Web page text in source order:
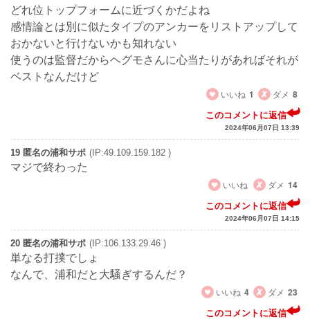
どれ位トップフォームに近づくかだよね
感情論とは別に似たタイプのアンカーをリストアップして
おかないと行けないかも知れない
使うのは監督だからヘグモさんに心当たりがあればそれが
ベストなんだけど
いいね 1 ダメ 8
このコメントに返信
2024年06月07日 13:39
19 匿名の浦和サポ (IP:49.109.159.182 )
マジで終わった
いいね
ダメ 14
このコメントに返信
2024年06月07日 14:15
20 匿名の浦和サポ (IP:106.133.29.46 )
単なる打撲でしょ
なんで、浦和だと大騒ぎするんだ？
いいね 4 ダメ 23
このコメントに返信